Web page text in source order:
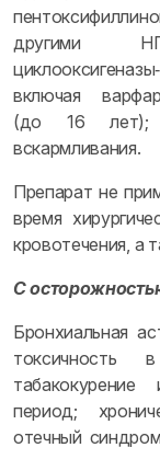
другими
включая
(до 16 лет);
вскармливания.
Препарат не
время
кровотечения, а
С
Бронхиальная
токсичность
период;
отечный